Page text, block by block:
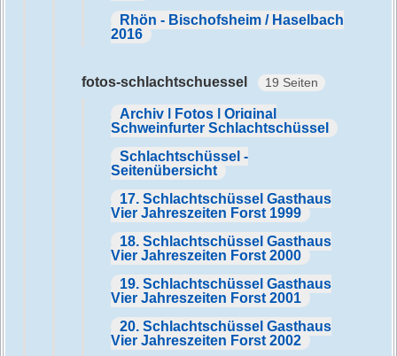
Rhön - Bischofsheim / Haselbach
2016
fotos-schlachtschuessel 19 Seiten
Archiv | Fotos | Original
Schweinfurter Schlachtschüssel
Schlachtschüssel -
Seitenübersicht
17. Schlachtschüssel Gasthaus
Vier Jahreszeiten Forst 1999
18. Schlachtschüssel Gasthaus
Vier Jahreszeiten Forst 2000
19. Schlachtschüssel Gasthaus
Vier Jahreszeiten Forst 2001
20. Schlachtschüssel Gasthaus
Vier Jahreszeiten Forst 2002